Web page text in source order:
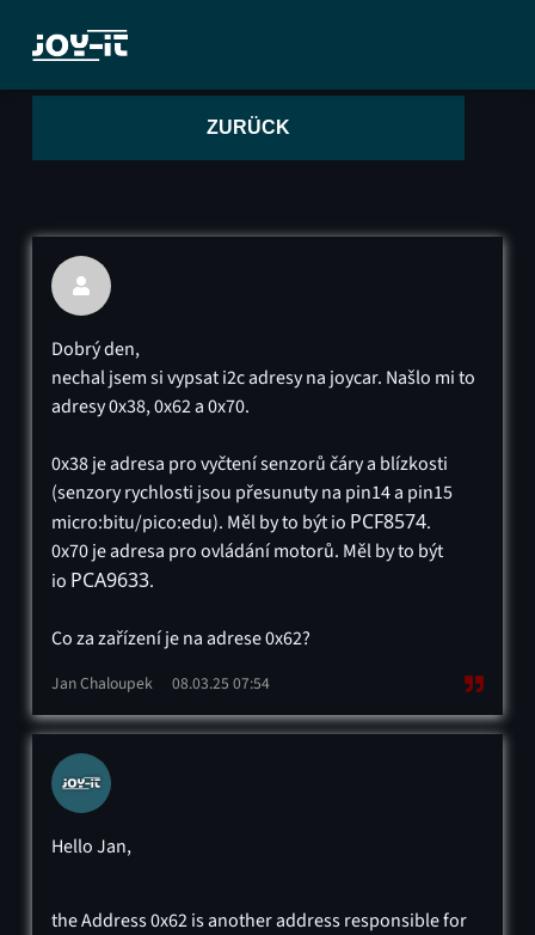
ZURÜCK

Dobrý den,
nechal jsem si vypsat i2c adresy na joycar. Našlo mi to
adresy 0x38, 0x62 a 0x70.
0x38 je adresa pro vyčtení senzorů čáry a blízkosti
(senzory rychlosti jsou přesunuty na pin14 a pin15
micro:bitu/pico:edu). Měl by to být io PCF8574.
0x70 je adresa pro ovládání motorů. Měl by to být
io PCA9633.
Co za zařízení je na adrese 0x62?
Jan Chaloupek 08.03.25 07:54
Hello Jan,
the Address 0x62 is another address responsible for